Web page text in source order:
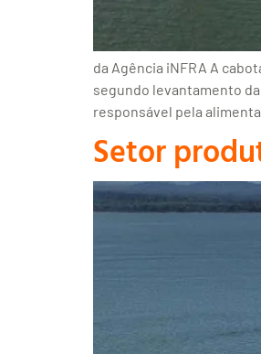
da Agência iNFRA A
segundo levantamento
responsável pela
Setor